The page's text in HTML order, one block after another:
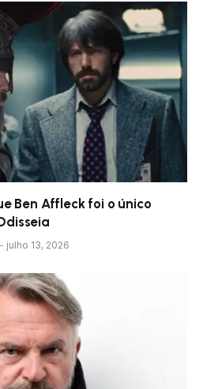
Ben Affleck foi o único
julho 13, 2026